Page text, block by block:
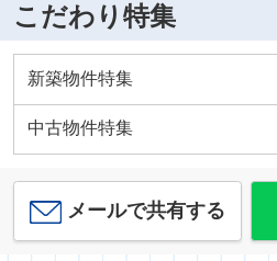
こだわり特集
新築物件特集
中古物件特集
メールで共有する